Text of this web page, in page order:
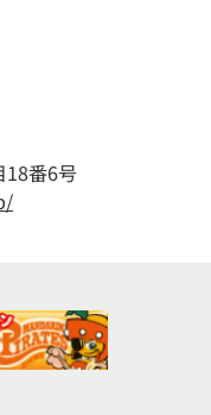
番6号